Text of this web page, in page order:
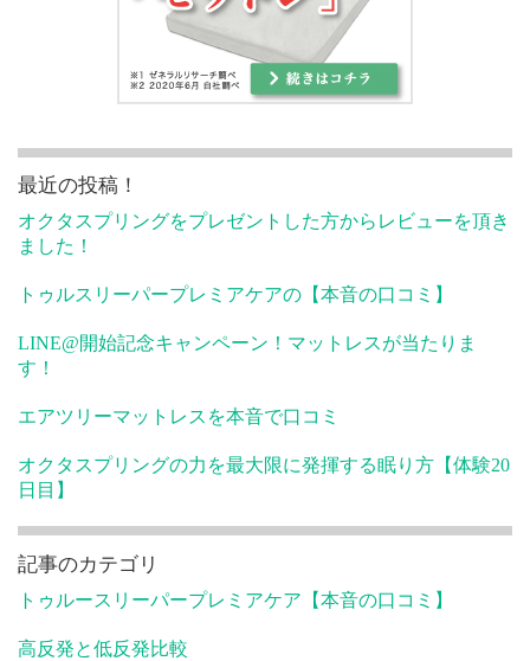
最近の投稿！
オクタスプリングをプレゼントした方からレビューを頂き
ました！
トゥルスリーパープレミアケアの【本音の口コミ】
LINE@開始記念キャンペーン！マットレスが当たりま
す！
エアツリーマットレスを本音で口コミ
オクタスプリングの力を最大限に発揮する眠り方【体験20
日目】
記事のカテゴリ
トゥルースリーパープレミアケア【本音の口コミ】
高反発と低反発比較